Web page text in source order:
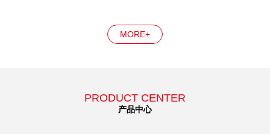
MORE+
PRODUCT CENTER
产品中心